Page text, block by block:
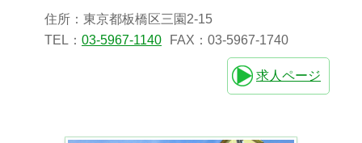
住所：東京都板橋区三園2-15
TEL： 03-5967-1140 FAX：03-5967-1740
求人ページ